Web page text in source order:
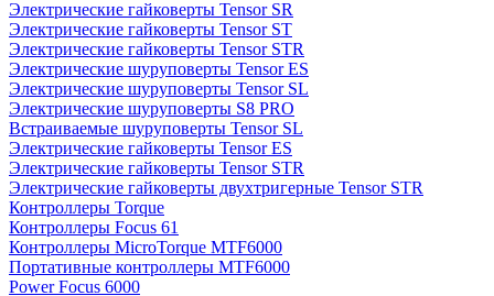
Электрические гайковерты Tensor SR
Электрические гайковерты Tensor ST
Электрические гайковерты Tensor STR
Электрические шуруповерты Tensor ES
Электрические шуруповерты Tensor SL
Электрические шуруповерты S8 PRO
Встраиваемые шуруповерты Tensor SL
Электрические гайковерты Tensor ES
Электрические гайковерты Tensor STR
Электрические гайковерты двухтригерные Tensor STR
Контроллеры Torque
Контроллеры Focus 61
Контроллеры MicroTorque MTF6000
Портативные контроллеры MTF6000
Power Focus 6000